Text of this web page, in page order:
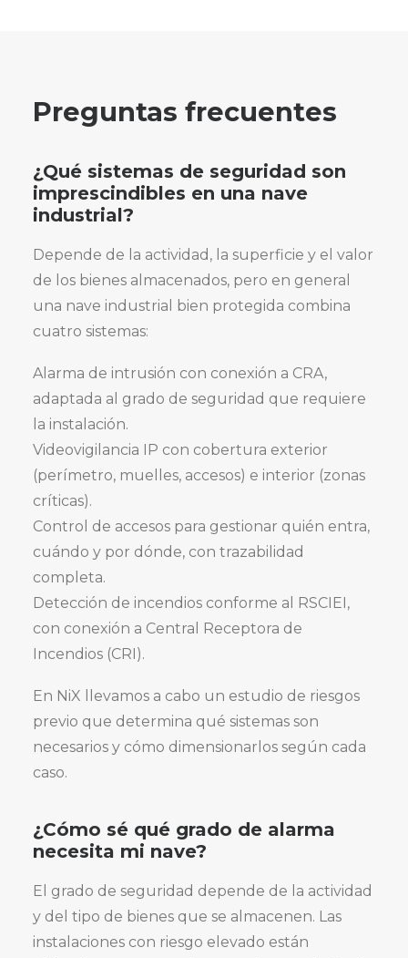
Preguntas frecuentes
¿Qué sistemas de seguridad son
imprescindibles en una nave
industrial?
Depende de la actividad, la superficie y el valor
de los bienes almacenados, pero en general
una nave industrial bien protegida combina
cuatro sistemas:
Alarma de intrusión con conexión a CRA,
adaptada al grado de seguridad que requiere
la instalación.
Videovigilancia IP con cobertura exterior
(perímetro, muelles, accesos) e interior (zonas
críticas).
Control de accesos para gestionar quién entra,
cuándo y por dónde, con trazabilidad
completa.
Detección de incendios conforme al RSCIEI,
con conexión a Central Receptora de
Incendios (CRI).
En NiX llevamos a cabo un estudio de riesgos
previo que determina qué sistemas son
necesarios y cómo dimensionarlos según cada
caso.
¿Cómo sé qué grado de alarma
necesita mi nave?
El grado de seguridad depende de la actividad
y del tipo de bienes que se almacenen. Las
instalaciones con riesgo elevado están